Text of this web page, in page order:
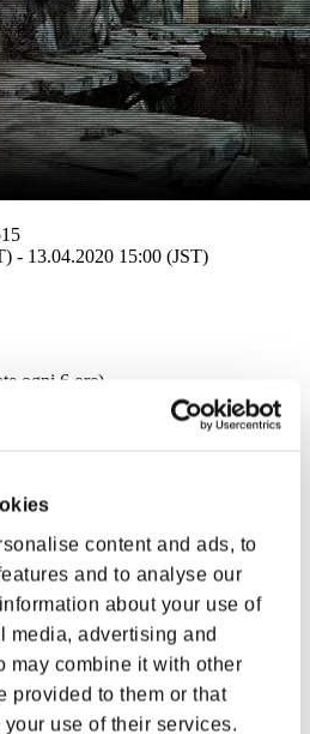
content and ads, to
and to analyse our
about your use of
media, advertising and
may combine it with other
provided to them or that
your use of their services.
- 13.04.2020 15:00 (JST)
ogni 6 ore)